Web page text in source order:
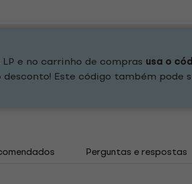
e no carrinho de compras usa o
Este código também pode
Perguntas e respostas